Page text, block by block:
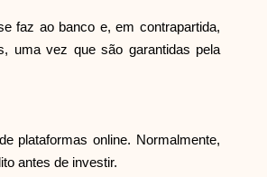
faz ao banco e, em contrapartida,
uma vez que são garantidas pela
plataformas online. Normalmente,
antes de investir.